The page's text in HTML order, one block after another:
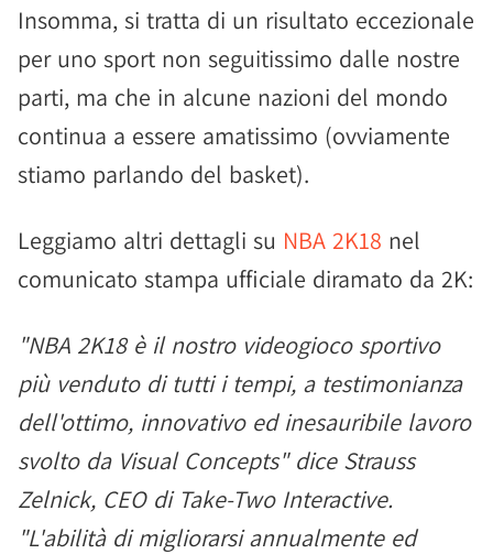
Insomma, si tratta di un risultato eccezionale
per uno sport non seguitissimo dalle nostre
parti, ma che in alcune nazioni del mondo
continua a essere amatissimo (ovviamente
stiamo parlando del basket).
Leggiamo altri dettagli su NBA 2K18 nel
comunicato stampa ufficiale diramato da 2K:
"NBA 2K18 è il nostro videogioco sportivo
più venduto di tutti i tempi, a testimonianza
dell'ottimo, innovativo ed inesauribile lavoro
svolto da Visual Concepts" dice Strauss
Zelnick, CEO di Take-Two Interactive.
"L'abilità di migliorarsi annualmente ed